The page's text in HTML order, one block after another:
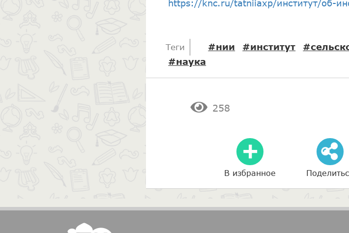
https://knc.ru/tatniiaxp/институт/об-
Теги #нии #институт
#наука
258
В избранное